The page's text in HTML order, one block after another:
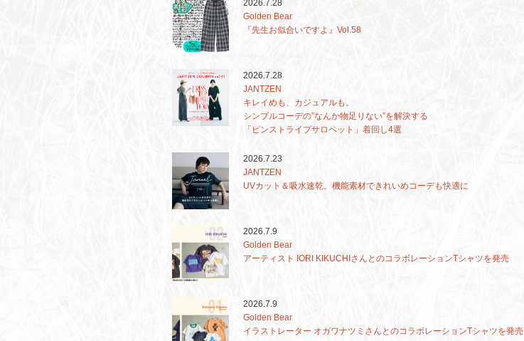
2026.7.28
Golden Bear
『先生お似合いですよ』Vol.58
2026.7.28
JANTZEN
キレイめも、カジュアルも。
シンプルコーデの”なんか物足りない”を解決する
「ピンストライプサロペット」着回し4選
2026.7.23
JANTZEN
UVカット＆吸水速乾。機能素材できれいめコーデも快適に
2026.7.9
Golden Bear
アーティスト IORI KIKUCHIさんとのコラボレーションTシャツを発売
2026.7.9
Golden Bear
イラストレーター オガワナツミさんとのコラボレーションTシャツを発売